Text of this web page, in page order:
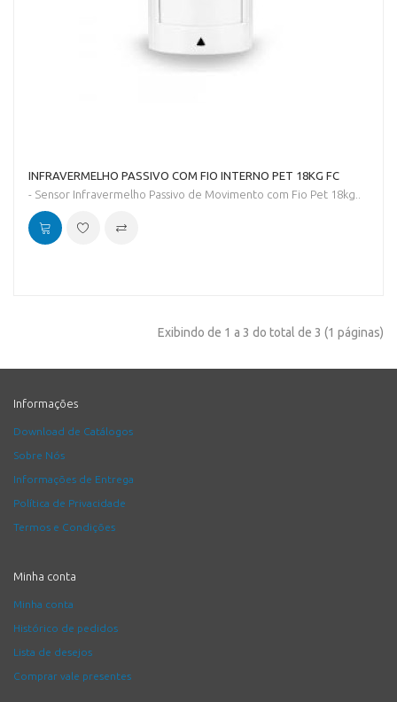
INFRAVERMELHO PASSIVO COM FIO INTERNO PET 18KG FC
- Sensor Infravermelho Passivo de Movimento com Fio Pet 18kg..
Exibindo de 1 a 3 do total de 3 (1 páginas)
Informações
Download de Catálogos
Sobre Nós
Informações de Entrega
Política de Privacidade
Termos e Condições
Minha conta
Minha conta
Histórico de pedidos
Lista de desejos
Comprar vale presentes